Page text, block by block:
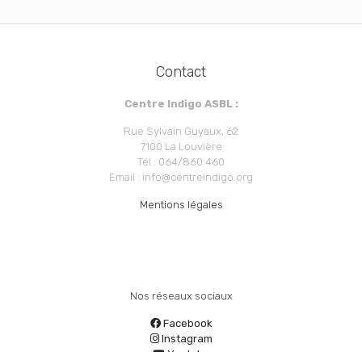
Contact
Centre Indigo ASBL :
Rue Sylvain Guyaux, 62
7100 La Louvière
Tél : 064/860 460
Email : info@centreindigo.org
Mentions légales
Nos réseaux sociaux
Facebook
Instagram